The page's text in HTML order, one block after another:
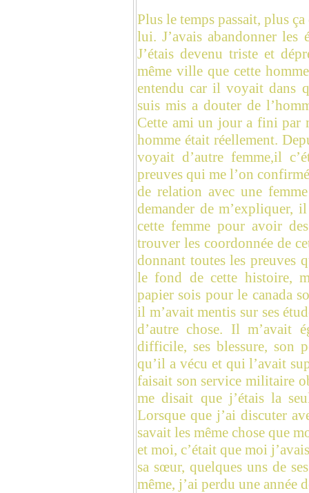
Plus le temps passait, plus
lui. J’avais abandonner les
J’étais devenu triste et
même ville que cette
entendu car il voyait dans
suis mis a douter de
Cette ami un jour a fini par
homme était réellement.
voyait d’autre femme,il
preuves qui me l’on
de relation avec une
demander de m’expliquer,
cette femme pour avoir
trouver les coordonnée de
donnant toutes les preuves
le fond de cette histoire,
papier sois pour le canada
il m’avait mentis sur ses
d’autre chose. Il m’avait
difficile, ses blessure, son
qu’il a vécu et qui l’avait
faisait son service militaire
me disait que j’étais la
Lorsque que j’ai discuter
savait les même chose que
et moi, c’était que moi
sa sœur, quelques uns de
même, j’ai perdu une année